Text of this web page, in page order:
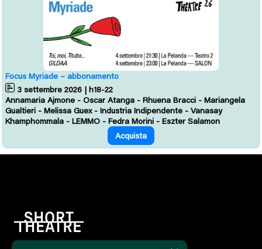
Focus Myriade – abbonamento
3 settembre 2026 | h18-22
Annamaria Ajmone - Oscar Atanga - Rhuena Bracci - Mariangela
Gualtieri - Melissa Guex - Industria Indipendente - Vanasay
Khamphommala - LEMMO - Fedra Morini - Eszter Salamon
Acquista